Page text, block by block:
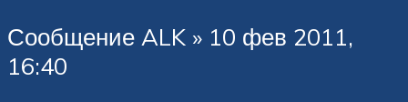
Сообщение ALK » 10 фев 2011,
16:40